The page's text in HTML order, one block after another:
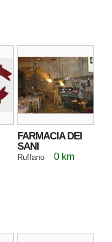
FARMACIA DEI
SANI
Ruffano 0 km